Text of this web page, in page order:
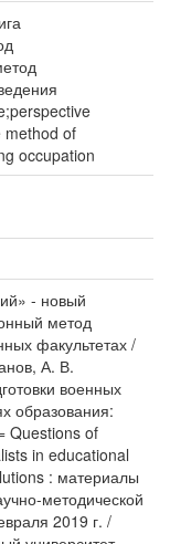
method of
occupation
- новый
метод
факультетах /
А. В.
военных
образования:
Questions of
in educational
: материалы
методической
2019 г. /